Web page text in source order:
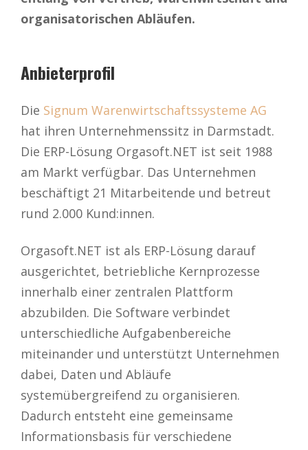
organisatorischen Abläufen.
Anbieterprofil
Die Signum Warenwirtschaftssysteme AG
hat ihren Unternehmenssitz in Darmstadt.
Die ERP-Lösung Orgasoft.NET ist seit 1988
am Markt verfügbar. Das Unternehmen
beschäftigt 21 Mitarbeitende und betreut
rund 2.000 Kund:innen.
Orgasoft.NET ist als ERP-Lösung darauf
ausgerichtet, betriebliche Kernprozesse
innerhalb einer zentralen Plattform
abzubilden. Die Software verbindet
unterschiedliche Aufgabenbereiche
miteinander und unterstützt Unternehmen
dabei, Daten und Abläufe
systemübergreifend zu organisieren.
Dadurch entsteht eine gemeinsame
Informationsbasis für verschiedene